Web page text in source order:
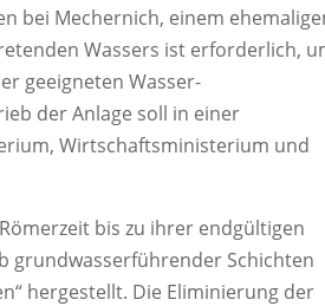
bei Mechernich, einem
Wassers ist erforderlich,
geeigneten Wasser-
der Anlage soll in einer
Wirtschaftsministerium und
bis zu ihrer endgültigen
grundwasserführender Schichten
hergestellt. Die Eliminierung der